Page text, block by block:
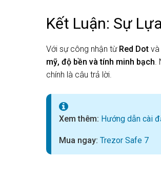
Kết Luận: Sự
Với sự công nhận từ Red Dot và
mỹ, độ bền và tính minh bạch.
chính là câu trả lời.
Xem thêm: Hướng dẫn cài
Mua ngay: Trezor Safe 7